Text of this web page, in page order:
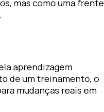
mas como uma frente
aprendizagem
de um treinamento, o
mudanças reais em